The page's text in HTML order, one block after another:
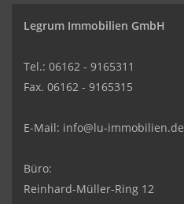
Legrum Immobilien GmbH
Tel.: 06162 - 9165311
Fax. 06162 - 9165315
E-Mail: info@lu-immobilien.de
Büro:
Reinhard-Müller-Ring 12